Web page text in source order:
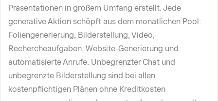
Präsentationen in großem Umfang erstellt. Jede
generative Aktion schöpft aus dem monatlichen Pool:
Foliengenerierung, Bilderstellung, Video,
Rechercheaufgaben, Website-Generierung und
automatisierte Anrufe. Unbegrenzter Chat und
unbegrenzte Bilderstellung sind bei allen
kostenpflichtigen Plänen ohne Kreditkosten